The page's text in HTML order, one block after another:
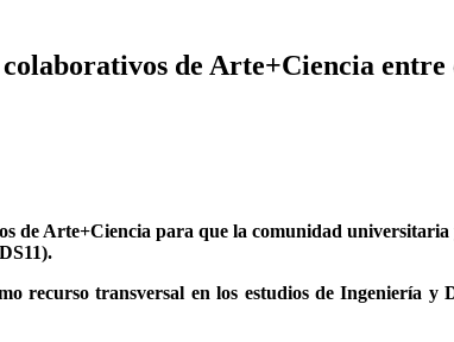
de Arte+Ciencia
de Arte+Ciencia para que la comunidad
recurso transversal en los estudios de Ingeniería